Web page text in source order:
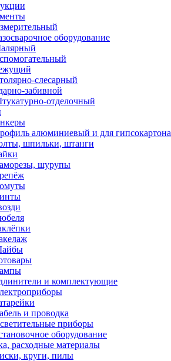
оборудование
слесарный
забивной
отделочный
алюминиевый и для гипсокартона
шпильки, штанги
шурупы
и комплектующие
и проводка
приборы
оборудование
расходные материалы
круги, пилы